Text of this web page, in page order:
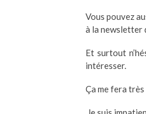
Vous pouvez
à la newsletter
Et surtout
intéresser.
Ça me fera